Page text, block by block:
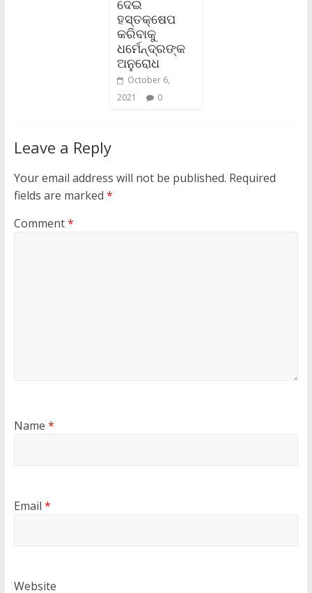
ଦେଇ
ହସ୍ତକ୍ଷେପ
କରିବାକୁ
ଧର୍ମେନ୍ଦ୍ରଙ୍କ
ଅନୁରୋଧ
October 6,
2021
0
Leave a Reply
Your email address will not be published. Required
fields are marked *
Comment*
Name *
Email *
Website